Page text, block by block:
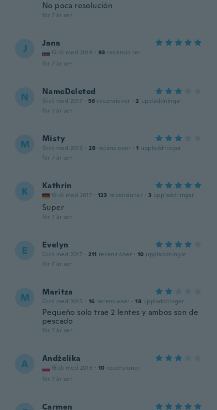
No poca resolución
för 7 år sen
J Jana
Gick med 2019 · 93 recensioner
för 7 år sen
N NameDeleted
Gick med 2017 · 56 recensioner · 2 uppladdningar
för 7 år sen
M Misty
Gick med 2019 · 28 recensioner · 1 uppladdningar
för 7 år sen
K Kathrin
Gick med 2017 · 123 recensioner · 3 uppladdningar
Super
för 7 år sen
E Evelyn
Gick med 2017 · 211 recensioner · 10 uppladdningar
för 7 år sen
M Maritza
Gick med 2015 · 16 recensioner · 18 uppladdningar
Pequeño solo trae 2 lentes y ambos son de
pescado
för 7 år sen
A Andżelika
Gick med 2018 · 10 recensioner
för 7 år sen
Carmen